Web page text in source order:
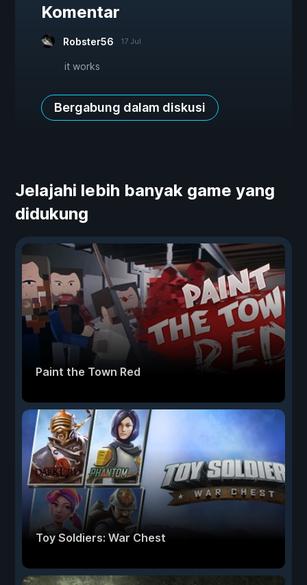
Komentar
Robster56 17 Jul
it works
Bergabung dalam diskusi
Jelajahi lebih banyak game yang
didukung
Paint the Town Red
Toy Soldiers: War Chest